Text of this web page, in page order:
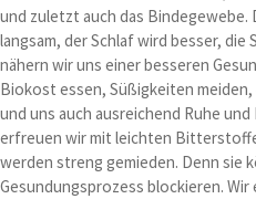
und zuletzt auch das
langsam, der Schlaf wird besser, die
nähern wir uns einer besseren
Biokost essen, Süßigkeiten
und uns auch ausreichend Ruhe
erfreuen wir mit leichten
werden streng gemieden. Denn sie
Gesundungsprozess blockieren.